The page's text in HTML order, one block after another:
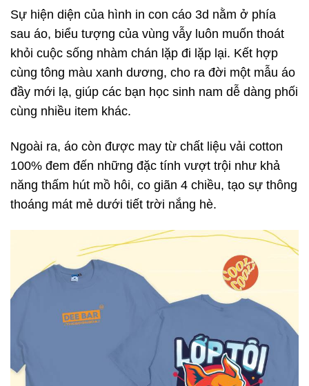
Sự hiện diện của hình in con cáo 3d nằm ở phía
sau áo, biểu tượng của vùng vẫy luôn muốn thoát
khỏi cuộc sống nhàm chán lặp đi lặp lại. Kết hợp
cùng tông màu xanh dương, cho ra đời một mẫu áo
đầy mới lạ, giúp các bạn học sinh nam dễ dàng phối
cùng nhiều item khác.
Ngoài ra, áo còn được may từ chất liệu vải cotton
100% đem đến những đặc tính vượt trội như khả
năng thấm hút mồ hôi, co giãn 4 chiều, tạo sự thông
thoáng mát mẻ dưới tiết trời nắng hè.